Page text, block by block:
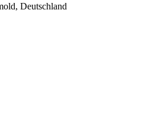
Deutschland